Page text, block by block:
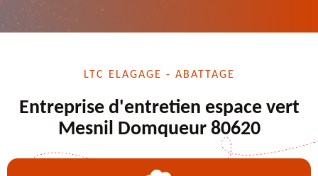
LTC ELAGAGE - ABATTAGE
Entreprise d'entretien espace vert
Mesnil Domqueur 80620